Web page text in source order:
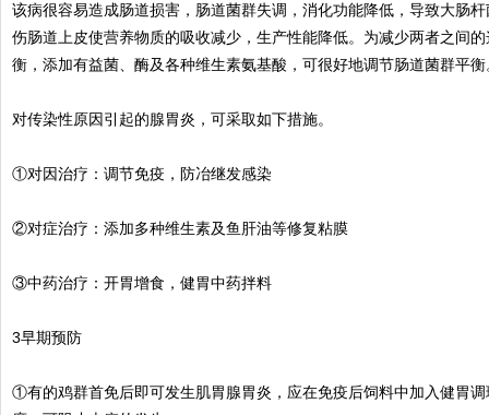
该病很容易造成肠道损害，肠道菌群失调，消化功能降低，导致大肠
伤肠道上皮使营养物质的吸收减少，生产性能降低。为减少两者之间
衡，添加有益菌、酶及各种维生素氨基酸，可很好地调节肠道菌群平衡
对传染性原因引起的腺胃炎，可采取如下措施。
①对因治疗：调节免疫，防冶继发感染
②对症治疗：添加多种维生素及鱼肝油等修复粘膜
③中药治疗：开胃增食，健胃中药拌料
3早期预防
①有的鸡群首免后即可发生肌胃腺胃炎，应在免疫后饲料中加入健胃